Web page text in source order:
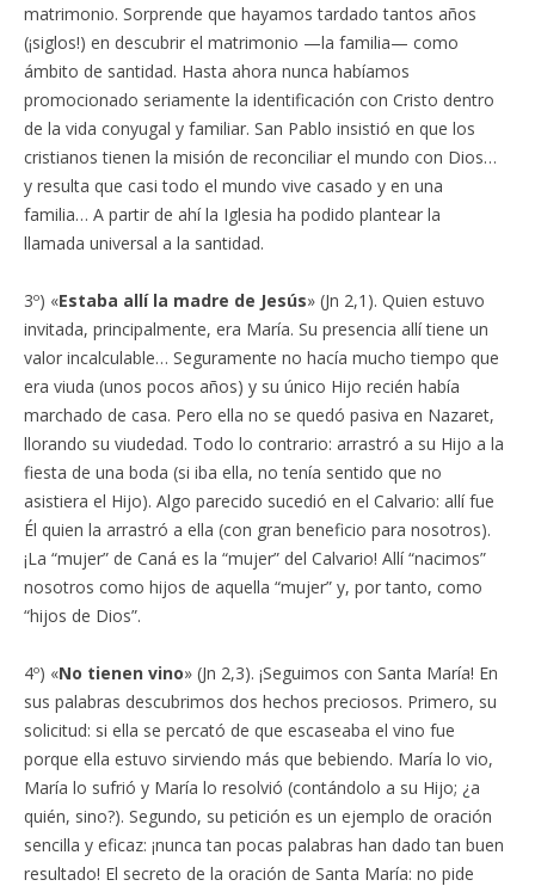
matrimonio. Sorprende que hayamos tardado tantos años
(¡siglos!) en descubrir el matrimonio —la familia— como
ámbito de santidad. Hasta ahora nunca habíamos
promocionado seriamente la identificación con Cristo dentro
de la vida conyugal y familiar. San Pablo insistió en que los
cristianos tienen la misión de reconciliar el mundo con Dios…
y resulta que casi todo el mundo vive casado y en una
familia… A partir de ahí la Iglesia ha podido plantear la
llamada universal a la santidad.
3º) «Estaba allí la madre de Jesús» (Jn 2,1). Quien estuvo
invitada, principalmente, era María. Su presencia allí tiene un
valor incalculable… Seguramente no hacía mucho tiempo que
era viuda (unos pocos años) y su único Hijo recién había
marchado de casa. Pero ella no se quedó pasiva en Nazaret,
llorando su viudedad. Todo lo contrario: arrastró a su Hijo a la
fiesta de una boda (si iba ella, no tenía sentido que no
asistiera el Hijo). Algo parecido sucedió en el Calvario: allí fue
Él quien la arrastró a ella (con gran beneficio para nosotros).
¡La “mujer” de Caná es la “mujer” del Calvario! Allí “nacimos”
nosotros como hijos de aquella “mujer” y, por tanto, como
“hijos de Dios”.
4º) «No tienen vino» (Jn 2,3). ¡Seguimos con Santa María! En
sus palabras descubrimos dos hechos preciosos. Primero, su
solicitud: si ella se percató de que escaseaba el vino fue
porque ella estuvo sirviendo más que bebiendo. María lo vio,
María lo sufrió y María lo resolvió (contándolo a su Hijo; ¿a
quién, sino?). Segundo, su petición es un ejemplo de oración
sencilla y eficaz: ¡nunca tan pocas palabras han dado tan buen
resultado! El secreto de la oración de Santa María: no pide